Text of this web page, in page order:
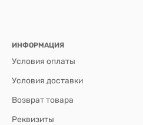
ИНФОРМАЦИЯ
Условия оплаты
Условия доставки
Возврат товара
Реквизиты